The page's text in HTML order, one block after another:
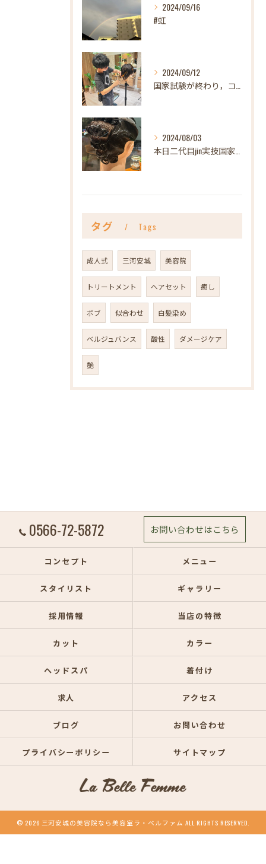
2024/09/16
#虹
2024/09/12
国家試験が終わり，コンテストも無事終わりなんだか急にポカーン...
2024/08/03
本日二代目jin実技国家試験。
タグ Tags
成人式 三河安城 美容院
トリートメント ヘアセット 癒し
ボブ 似合わせ 白髪染め
ベルジュバンス 酸性 ダメージケア
艶
0566-72-5872 お問い合わせはこちら
コンセプト メニュー
スタイリスト ギャラリー
採用情報 当店の特徴
カット カラー
ヘッドスパ 着付け
求人 アクセス
ブログ お問い合わせ
プライバシーポリシー サイトマップ
© 2026 三河安城の美容院なら美容室ラ・ベルファム ALL RIGHTS RESERVED.